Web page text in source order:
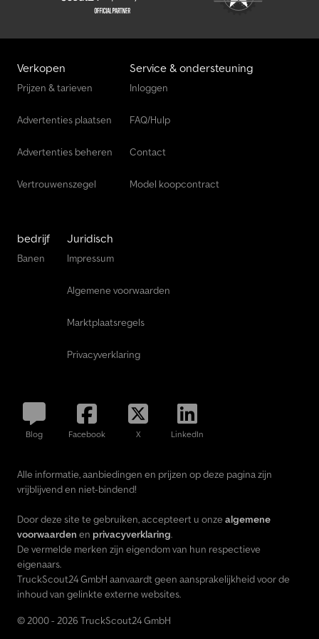
Verkopen
Prijzen & tarieven
Advertenties plaatsen
Advertenties beheren
Vertrouwenszegel
Service & ondersteuning
Inloggen
FAQ/Hulp
Contact
Model koopcontract
bedrijf
Banen
Juridisch
Impressum
Algemene voorwaarden
Marktplaatsregels
Privacyverklaring
Blog Facebook X LinkedIn
Alle informatie, aanbiedingen en prijzen op deze pagina zijn
vrijblijvend en niet-bindend!
Door deze site te gebruiken, accepteert u onze algemene
voorwaarden en privacyverklaring.
De vermelde merken zijn eigendom van hun respectieve
eigenaars.
TruckScout24 GmbH aanvaardt geen aansprakelijkheid voor de
inhoud van gelinkte externe websites.
© 2000 - 2026 TruckScout24 GmbH